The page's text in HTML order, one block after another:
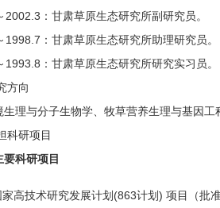
2002.3：甘肃草原生态研究所副研究员。
1998.7：甘肃草原生态研究所助理研究员。
1993.8：甘肃草原生态研究所研究实习员。
方向
生理与分子生物学、牧草营养生理与基因工
科研项目
要科研项目
家高技术研究发展计划(863计划) 项目（批